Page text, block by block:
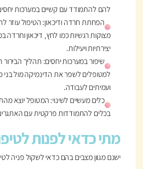
להם להתמודד עם קשיים במערכות
הפחתת חרדה ודיכאון: הטיפול עוזר
מצוקות רגשיות כמו לחץ, דיכאון וחרדה
יצירתיות ויעילות.
שיפור במערכות יחסים: תהליך
למטופלים לשפר את הדינמיקה מול
ועמיתים לעבודה.
כלים מעשיים לשינוי: המטופל יוצא
בכלים להתמודדות פרקטית עם
מתי כדאי לפנות
ישנם מגוון מצבים בהם כדאי לשקול פניה